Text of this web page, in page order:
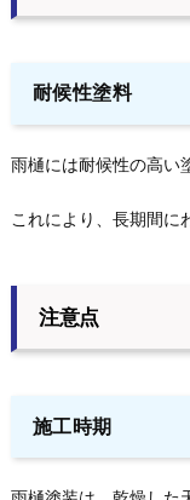
耐候性塗料
雨樋には耐候性の高い
これにより、長期間に
注意点
施工時期